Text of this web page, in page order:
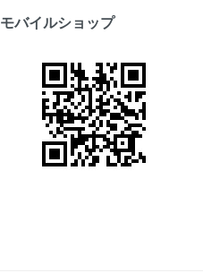
モバイルショップ